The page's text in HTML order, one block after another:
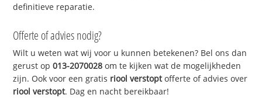
definitieve reparatie.
Offerte of advies nodig?
Wilt u weten wat wij voor u kunnen betekenen? Bel ons dan
gerust op013-2070028 om te kijken wat de mogelijkheden
zijn. Ook voor een gratis riool verstoptofferte of advies over
riool verstopt. Dag en nacht bereikbaar!